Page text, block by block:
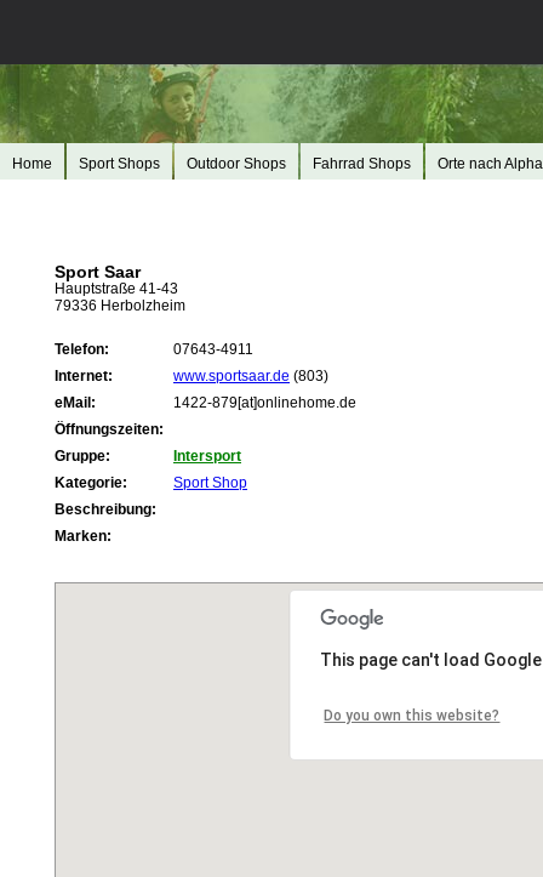
Home Sport Shops Outdoor Shops Fahrrad Shops Orte nach
Sport Saar
Hauptstraße 41-43
79336 Herbolzheim
Telefon:
07643-4911
Internet:
www.sportsaar.de (803)
eMail:
1422-879[at]onlinehome.de
Öffnungszeiten:
Gruppe:
Intersport
Kategorie:
Sport Shop
Beschreibung:
Marken:
This page can't load
Do you own this website?